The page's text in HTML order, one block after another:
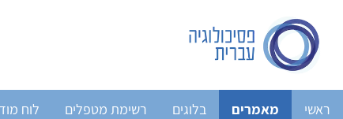
ראשי מאמרים בלוגים רשימת מטפלים לוח